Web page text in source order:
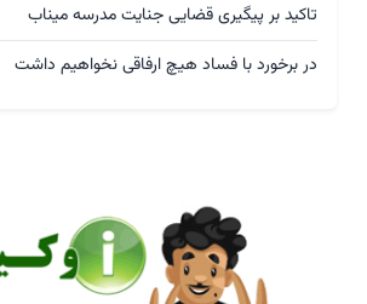
تاکید بر پیگیری قضایی جنایت مدرسه میناب
در برخورد با فساد هیچ ارفاقی نخواهیم داشت